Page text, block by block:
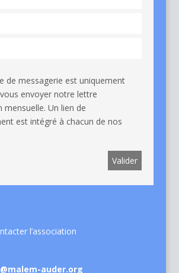
de messagerie est uniquement
envoyer notre lettre
Un lien de
est intégré à chacun de nos
l’association
auder.org